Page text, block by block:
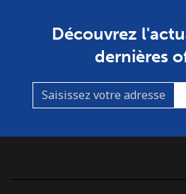
Découvrez
dernières